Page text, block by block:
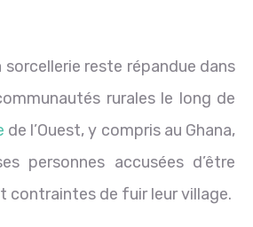
sorcellerie reste répandue dans
rurales le long de
de l’Ouest, y compris au Ghana,
personnes accusées d’être
contraintes de fuir leur village.